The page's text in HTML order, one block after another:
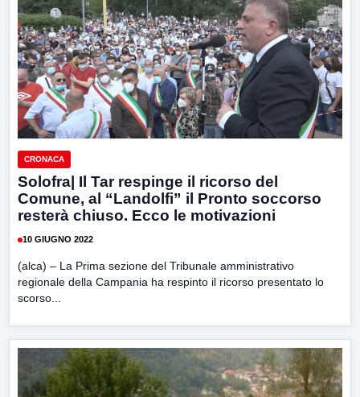
CRONACA
Solofra| Il Tar respinge il ricorso del
Comune, al “Landolfi” il Pronto soccorso
resterà chiuso. Ecco le motivazioni
10 GIUGNO 2022
(alca) – La Prima sezione del Tribunale amministrativo
regionale della Campania ha respinto il ricorso presentato lo
scorso...